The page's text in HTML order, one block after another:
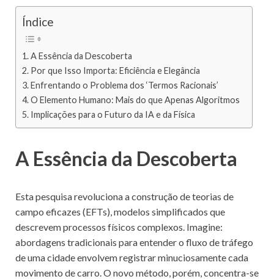
Índice
A Essência da Descoberta
Por que Isso Importa: Eficiência e Elegância
Enfrentando o Problema dos ‘Termos Racionais’
O Elemento Humano: Mais do que Apenas Algoritmos
Implicações para o Futuro da IA e da Física
A Essência da Descoberta
Esta pesquisa revoluciona a construção de teorias de
campo eficazes (EFTs), modelos simplificados que
descrevem processos físicos complexos. Imagine:
abordagens tradicionais para entender o fluxo de tráfego
de uma cidade envolvem registrar minuciosamente cada
movimento de carro. O novo método, porém, concentra-se